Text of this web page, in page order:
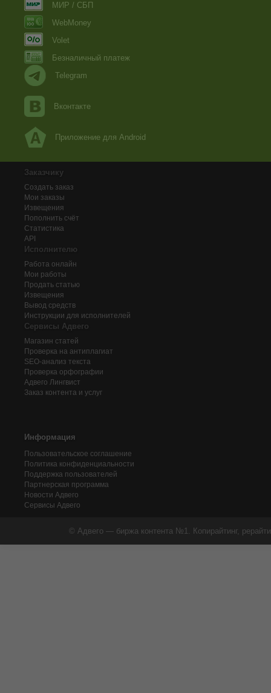
МИР / СБП
WebMoney
Volet
Безналичный платеж
Telegram
Вконтакте
Приложение для Android
Заказчику
Создать заказ
Мои заказы
Извещения
Пополнить счёт
Статистика
API
Исполнителю
Работа онлайн
Мои работы
Продать статью
Извещения
Вывод средств
Инструкции для исполнителей
Сервисы Адвего
Магазин статей
Проверка на антиплагиат
SEO-анализ текста
Проверка орфографии
Адвего Лингвист
Заказ контента и услуг
Информация
Пользовательское соглашение
Политика конфиденциальности
Поддержка пользователей
Партнерская программа
Новости Адвего
Сервисы Адвего
© Адвего — биржа контента №1. Копирайтинг,